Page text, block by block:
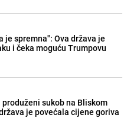
je spremna": Ova država je
i čeka moguću Trumpovu
produženi sukob na Bliskom
je povećala cijene goriva